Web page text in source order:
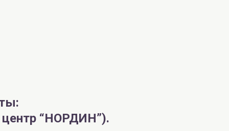
AiliCode Гель-масло для душа, 250мл
19.99 руб.
25.53 руб.
центр “НОРДИН”).